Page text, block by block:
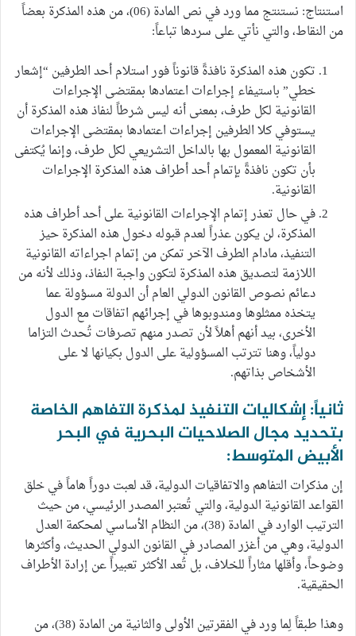
استنتاج: نستنتج مما ورد في نص المادة (06)، من هذه المذكرة بعضاً
من النقاط، والتي نأتي على سردها تباعاً:
تكون هذه المذكرة نافذةً قانوناً فور استلام أحد الطرفين “إشعار
خطي” باستيفاء إجراءات اعتمادها بمقتضى الإجراءات
القانونية لكل طرف، بمعنى أنه ليس شرطاً لنفاذ هذه المذكرة أن
يستوفي كلا الطرفين إجراءات اعتمادها بمقتضى الإجراءات
القانونية المعمول بها بالداخل التشريعي لكل طرف، وإنما يُكتفى
بأن تكون نافذةً بإتمام أحد أطراف هذه المذكرة الإجراءات
القانونية.
في حال تعذر إتمام الإجراءات القانونية على أحد أطراف هذه
المذكرة، لن يكون عذراً لعدم قبوله دخول هذه المذكرة حيز
التنفيذ، مادام الطرف الآخر تمكن من إتمام اجراءاته القانونية
اللازمة لتصديق هذه المذكرة لتكون واجبة النفاذ، وذلك لأنه من
دعائم نصوص القانون الدولي العام أن الدولة مسؤولة عما
يتخذه ممثلوها ومندوبوها في إجرائهم اتفاقات مع الدول
الأخرى، بيد أنهم أهلاً لأن تصدر منهم تصرفات تُحدث التزاما
دولياً، وهنا تترتب المسؤولية على الدول بكيانها لا على
الأشخاص بذاتهم.
ثانياً: إشكاليات التنفيذ لمذكرة التفاهم الخاصة
بتحديد مجال الصلاحيات البحرية في البحر
الأبيض المتوسط:
إن مذكرات التفاهم والاتفاقيات الدولية، قد لعبت دوراً هاماً في خلق
القواعد القانونية الدولية، والتي تُعتبر المصدر الرئيسي، من حيث
الترتيب الوارد في المادة (38)، من النظام الأساسي لمحكمة العدل
الدولية، وهي من أغزر المصادر في القانون الدولي الحديث، وأكثرها
وضوحاً، وأقلها مثاراً للخلاف، بل تُعد الأكثر تعبيراً عن إرادة الأطراف
الحقيقية.
وهذا طبقاً لِما ورد في الفقرتين الأولى والثانية من المادة (38)، من